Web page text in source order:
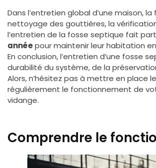
Dans l’entretien global d’une maison,
nettoyage des gouttières, la
l’entretien de la fosse septique fait
annéepour maintenir leur habitation
En conclusion, l’entretien d’une fosse
durabilité du système, de la
Alors, n’hésitez pas à mettre en place
régulièrement le fonctionnement de
vidange.
Comprendre le